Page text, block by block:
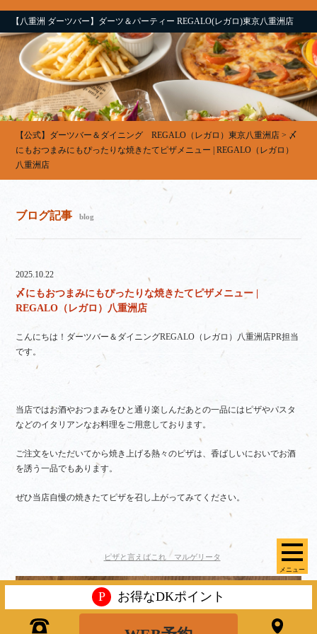
【八重洲 ダーツバー】ダーツ＆パーティー REGALO(レガロ)東京八重洲店
メニュー
【公式】ダーツバー＆ダイニング REGALO（レガロ）東京八重洲店 > 〆
にもおつまみにもぴったりな焼きたてピザメニュー | REGALO（レガロ）
八重洲店
ブログ記事 blog
2025.10.22
〆にもおつまみにもぴったりな焼きたてピザメニュー |
REGALO（レガロ）八重洲店
こんにちは！ダーツバー＆ダイニングREGALO（レガロ）八重洲店PR担当
です。
当店ではお酒やおつまみをひと通り楽しんだあとの一品にはピザやパスタ
などのイタリアンなお料理をご用意しております。
ご注文をいただいてから焼き上げる熱々のピザは、香ばしいにおいでお酒
を誘う一品でもあります。
ぜひ当店自慢の焼きたてピザを召し上がってみてください。
ピザと言えばこれ マルゲリータ
P お得なDKポイント